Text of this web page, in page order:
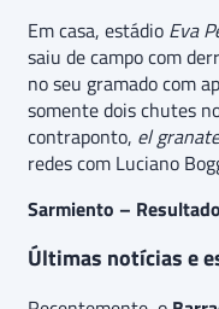
Em casa, estádio Eva
saiu de campo com
no seu gramado com
somente dois chutes
contraponto, el granate
redes com Luciano
Sarmiento –
Últimas notícias e